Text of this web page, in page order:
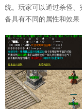
统。玩家可以通过杀怪
备具有不同的属性和效果